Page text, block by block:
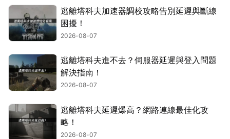
逃離塔科夫加速器調校攻略告別延遲與斷線
困擾！
2026-08-07
逃離塔科夫進不去？伺服器延遲與登入問題
解決指南！
2026-08-07
逃離塔科夫延遲爆高？網路連線最佳化攻
略！
2026-08-07